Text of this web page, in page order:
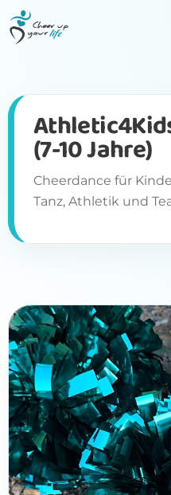
Philosophie
Bewegungsangebote
Institutionen
Herbst-Voranmeldung
(7-10 Jahre)
Cheerdance für
Tanz, Athletik und